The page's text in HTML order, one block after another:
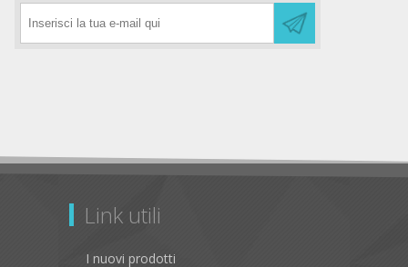
Link utili
I nuovi prodotti